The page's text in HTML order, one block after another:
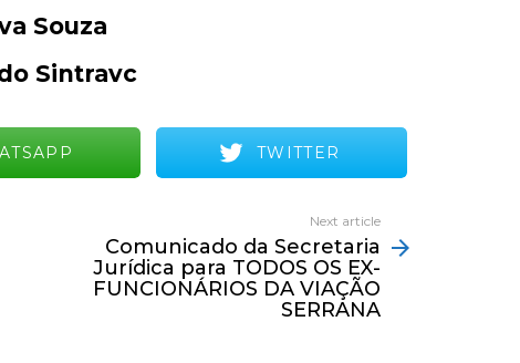
Souza
Sintravc
TWITTER
Next article
Comunicado da Secretaria
Jurídica para TODOS OS EX-
FUNCIONÁRIOS DA VIAÇÃO
SERRANA